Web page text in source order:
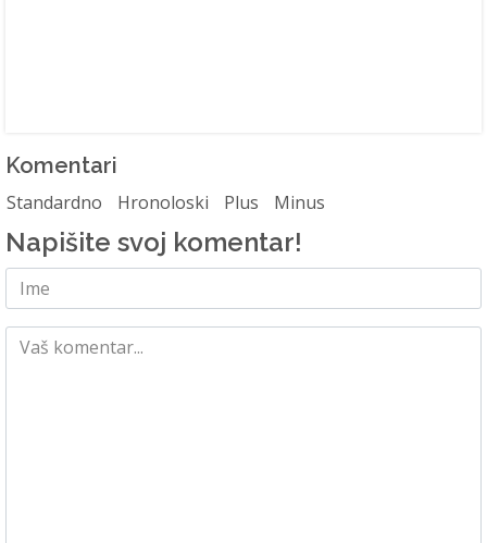
Komentari
Standardno Hronoloski Plus Minus
Napišite svoj komentar!